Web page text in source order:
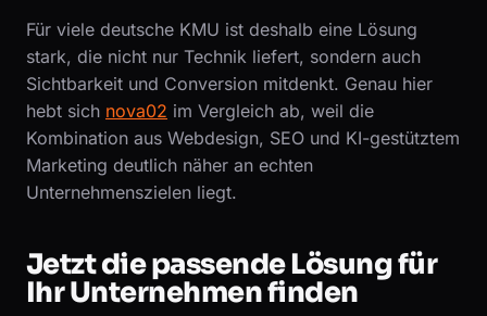
Für viele deutsche KMU ist deshalb eine Lösung
stark, die nicht nur Technik liefert, sondern auch
Sichtbarkeit und Conversion mitdenkt. Genau hier
hebt sich nova02 im Vergleich ab, weil die
Kombination aus Webdesign, SEO und KI-gestütztem
Marketing deutlich näher an echten
Unternehmenszielen liegt.
Jetzt die passende Lösung für
Ihr Unternehmen finden